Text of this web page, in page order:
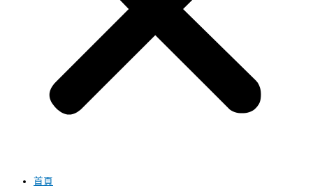
首頁